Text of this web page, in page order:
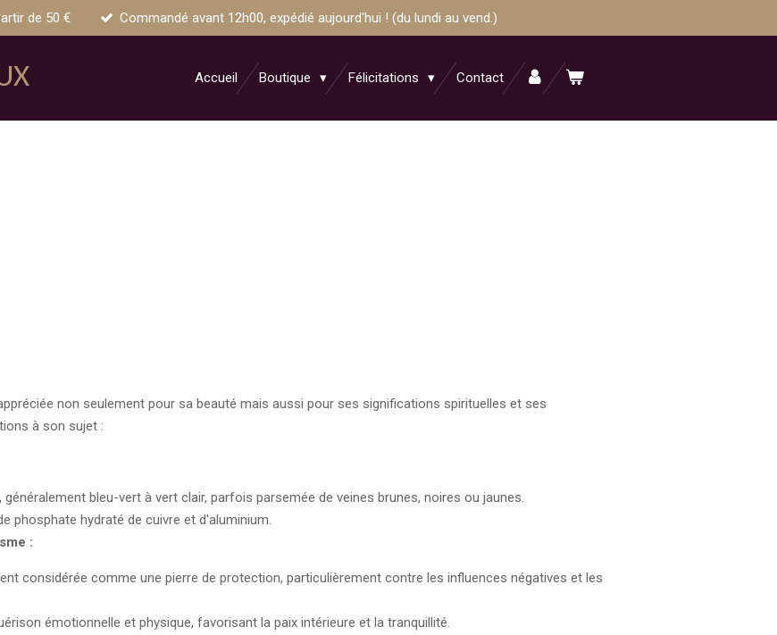
de 50 € Commandé avant 12h00, expédié aujourd'hui ! (du lundi au vend.)
Accueil Boutique Félicitations Contact
non seulement pour sa beauté mais aussi pour ses significations spirituelles et ses
à son sujet :
bleu-vert à vert clair, parfois parsemée de veines brunes, noires ou jaunes.
phosphate hydraté de cuivre et d'aluminium.
:
considérée comme une pierre de protection, particulièrement contre les influences négatives et les
émotionnelle et physique, favorisant la paix intérieure et la tranquillité.